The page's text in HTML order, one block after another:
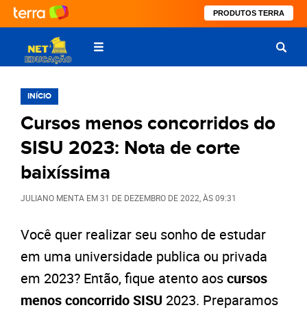
PRODUTOS TERRA
INÍCIO
Cursos menos concorridos do
SISU 2023: Nota de corte
baixíssima
JULIANO MENTA EM31 DE DEZEMBRO DE 2022 , ÀS09:31
Você quer realizar seu sonho de estudar
em uma universidade publica ou privada
em 2023? Então, fique atento aoscursos
menos concorrido SISU 2023. Preparamos